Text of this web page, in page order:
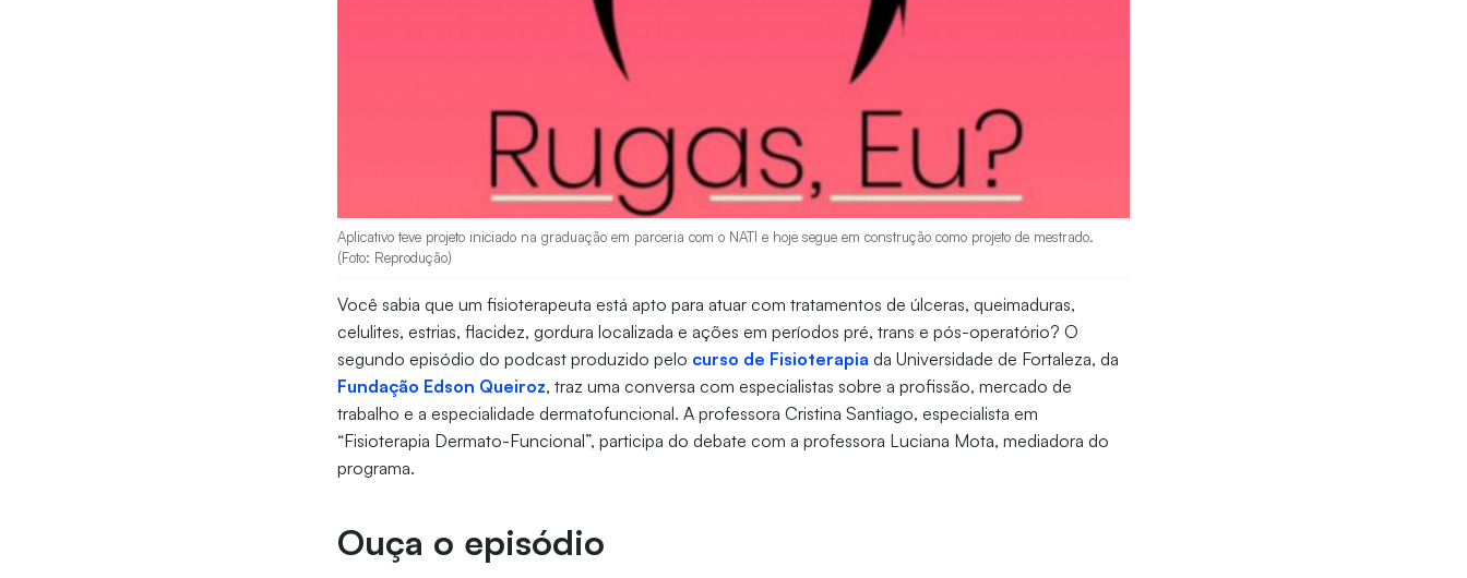
Aplicativo teve projeto iniciado na graduação em parceria com o NATI e hoje segue em construção como projeto de mestrado.
(Foto: Reprodução)
Você sabia que um fisioterapeuta está apto para atuar com tratamentos de úlceras, queimaduras,
celulites, estrias, flacidez, gordura localizada e ações em períodos pré, trans e pós-operatório? O
segundo episódio do podcast produzido pelo curso de Fisioterapia da Universidade de Fortaleza, da
Fundação Edson Queiroz, traz uma conversa com especialistas sobre a profissão, mercado de
trabalho e a especialidade dermatofuncional. A professora Cristina Santiago, especialista em
“Fisioterapia Dermato-Funcional”, participa do debate com a professora Luciana Mota, mediadora do
programa.
Ouça o episódio